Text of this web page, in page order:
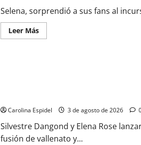
Selena, sorprendió a sus fans al
Leer Más
Carolina Espidel 3 de agosto de 2026
Silvestre Dangond y Elena Rose
fusión de vallenato y...